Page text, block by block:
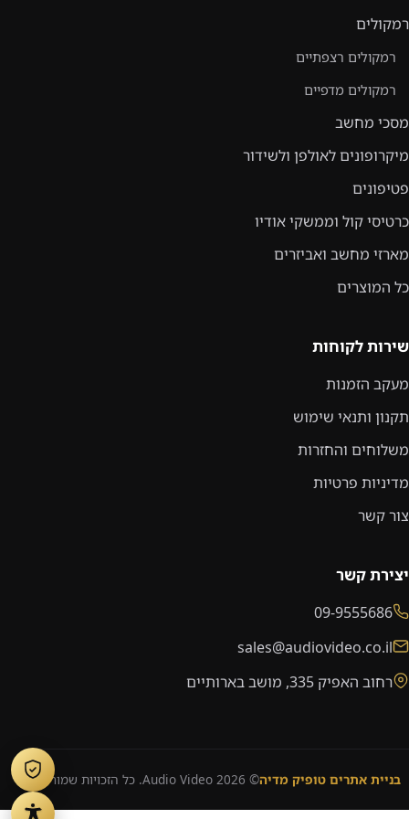
רמקולים
רמקולים רצפתיים
רמקולים מדפיים
מסכי מחשב
מיקרופונים לאולפן ולשידור
פטיפונים
כרטיסי קול וממשקי אודיו
מארזי מחשב ואביזרים
כל המוצרים
שירות לקוחות
מעקב הזמנות
תקנון ותנאי שימוש
משלוחים והחזרות
מדיניות פרטיות
צור קשר
יצירת קשר
09-9555686
sales@audiovideo.co.il
רחוב האפיק 335, מושב בארותיים
בניית אתרים טופיק מדיה© 2026 Audio Video. כל הזכויות שמורות.